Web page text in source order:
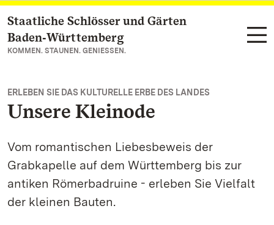
Zum Hauptinhalt springen
Staatliche Schlösser und Gärten
Baden‑Württemberg
KOMMEN. STAUNEN. GENIESSEN.
ERLEBEN SIE DAS KULTURELLE ERBE DES LANDES
Unsere Kleinode
Vom romantischen Liebesbeweis der
Grabkapelle auf dem Württemberg bis zur
antiken Römerbadruine - erleben Sie Vielfalt
der kleinen Bauten.